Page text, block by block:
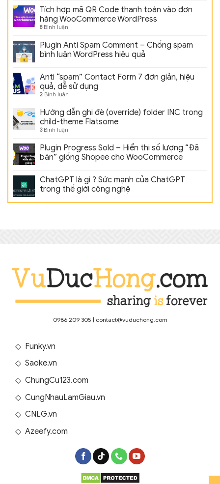
Tích hợp mã QR Code thanh toán vào đơn
hàng WooCommerce WordPress
8Bình luận
Plugin Anti Spam Comment – Chống spam
bình luận WordPress hiệu quả
Anti “spam” Contact Form 7 đơn giản, hiệu
quả, dễ sử dụng
2 Bình luận
Hướng dẫn ghi đè (override) folder INC trong
child-theme Flatsome
3Bình luận
Plugin Progress Sold – Hiển thị số lượng “Đã
bán” giống Shopee cho WooCommerce
ChatGPT là gì ? Sức mạnh của ChatGPT
trong thế giới công nghệ
0986 209 305 | contact@vuduchong.com
◇ Funky.vn
◇ Saoke.vn
◇ ChungCu123.com
◇ CungNhauLamGiau.vn
◇ CNLG.vn
◇ Azeefy.com